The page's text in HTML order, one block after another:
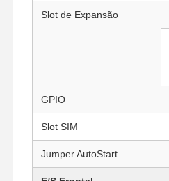
Slot de Expansão
GPIO
Slot SIM
Jumper AutoStart